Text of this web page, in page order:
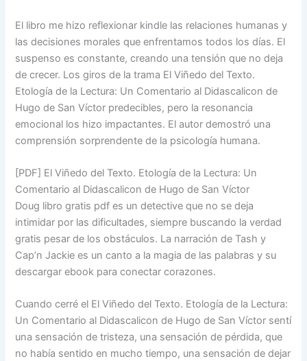
El libro me hizo reflexionar kindle las relaciones humanas y
las decisiones morales que enfrentamos todos los días. El
suspenso es constante, creando una tensión que no deja
de crecer. Los giros de la trama El Viñedo del Texto.
Etología de la Lectura: Un Comentario al Didascalicon de
Hugo de San Víctor predecibles, pero la resonancia
emocional los hizo impactantes. El autor demostró una
comprensión sorprendente de la psicología humana.
[PDF] El Viñedo del Texto. Etología de la Lectura: Un
Comentario al Didascalicon de Hugo de San Víctor
Doug libro gratis pdf es un detective que no se deja
intimidar por las dificultades, siempre buscando la verdad
gratis pesar de los obstáculos. La narración de Tash y
Cap’n Jackie es un canto a la magia de las palabras y su
descargar ebook para conectar corazones.
Cuando cerré el El Viñedo del Texto. Etología de la Lectura:
Un Comentario al Didascalicon de Hugo de San Víctor sentí
una sensación de tristeza, una sensación de pérdida, que
no había sentido en mucho tiempo, una sensación de dejar